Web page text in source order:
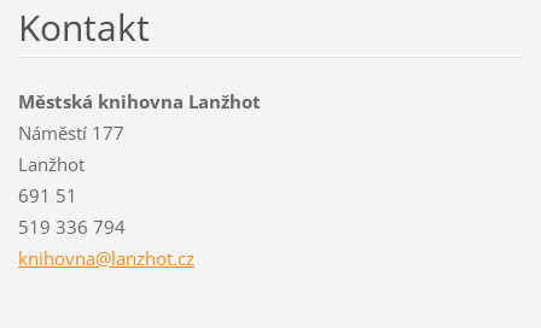
Kontakt
Městská knihovna Lanžhot
Náměstí 177
Lanžhot
691 51
519 336 794
knihovna@lanzhot.cz